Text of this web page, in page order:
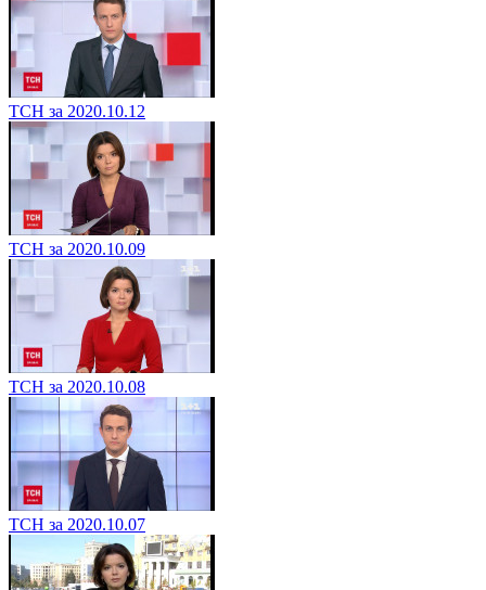
ТСН за 2020.10.12
ТСН за 2020.10.09
ТСН за 2020.10.08
ТСН за 2020.10.07